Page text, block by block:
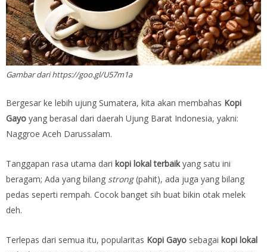
Gambar dari https://goo.gl/U57m1a
Bergesar ke lebih ujung Sumatera, kita akan membahas Kopi
Gayo yang berasal dari daerah Ujung Barat Indonesia, yakni:
Naggroe Aceh Darussalam.
Tanggapan rasa utama dari kopi lokal terbaikyang satu ini
beragam; Ada yang bilang strong(pahit), ada juga yang bilang
pedas seperti rempah. Cocok banget sih buat bikin otak melek
deh.
Terlepas dari semua itu, popularitas Kopi Gayo sebagai kopi lokal